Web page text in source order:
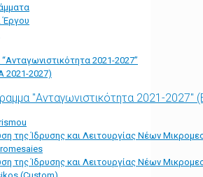
Έργου
2021-2027”
2027)
"Ανταγωνιστικότητα 2021-
της Ίδρυσης και Λειτουργίας Νέων
της Ίδρυσης και Λειτουργίας Νέων